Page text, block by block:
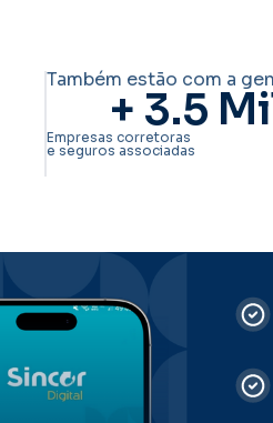
Também estão com a
+ 3.5
Empresas corretoras
e seguros associadas